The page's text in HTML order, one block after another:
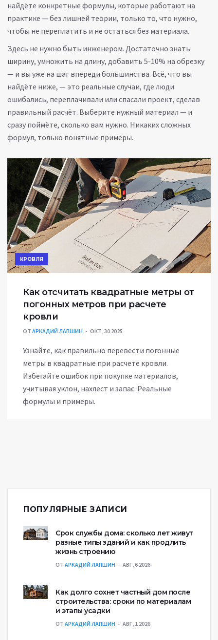
найдёте конкретные формулы, которые работают на
практике — без лишней теории, только то, что нужно,
чтобы не переплатить и не остаться без материала.
Здесь не нужно быть инженером. Достаточно знать
ширину, умножить на длину, добавить 5-10% на обрезку
— и вы уже на шаг впереди большинства. Всё, что вы
найдёте ниже, — это реальные случаи, где люди
ошибались, переплачивали или спасали проект, сделав
правильный расчёт. Выберите нужный материал — и
сразу поймёте, сколько вам нужно. Никаких сложных
формул, только понятные примеры.
КРОВЛЯ
Как отсчитать квадратные метры от
погонных метров при расчете
кровли
ОТ АРКАДИЙ ЛАПШИН ОКТ, 30 2025
Узнайте, как правильно перевести погонные
метры в квадратные при расчете кровли.
Избегайте ошибок при покупке материалов,
учитывая уклон, нахлест и запас. Реальные
формулы и примеры.
ПОПУЛЯРНЫЕ ЗАПИСИ
Срок службы дома: сколько лет живут
разные типы зданий и как продлить
жизнь строению
ОТ АРКАДИЙ ЛАПШИН АВГ, 6 2026
Как долго сохнет частный дом после
строительства: сроки по материалам
и этапы усадки
ОТ АРКАДИЙ ЛАПШИН АВГ, 1 2026